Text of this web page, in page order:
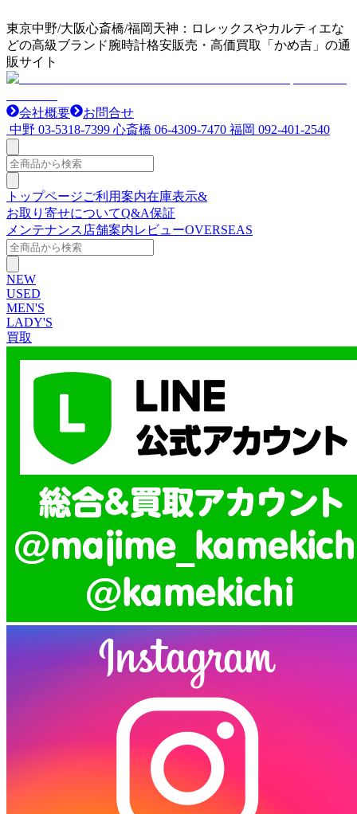
東京中野/大阪心斎橋/福岡天神：ロレックスやカルティエな
どの高級ブランド腕時計格安販売・高価買取「かめ吉」の通
販サイト
会社概要
お問合せ
中野 03-5318-7399 心斎橋 06-4309-7470 福岡 092-401-2540
トップページご利用案内在庫表示&
お取り寄せについてQ&A保証
メンテナンス 店舗案内レビューOVERSEAS
NEW
USED
MEN'S
LADY'S
買取